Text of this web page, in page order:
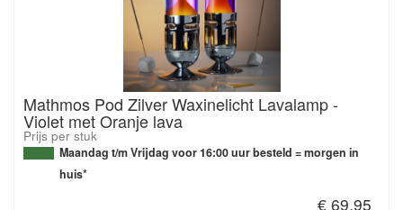
Mathmos Pod Zilver Waxinelicht Lavalamp -
Violet met Oranje lava
Prijs per stuk
Maandag t/m Vrijdag voor 16:00 uur besteld = morgen in
huis*
€ 69.95